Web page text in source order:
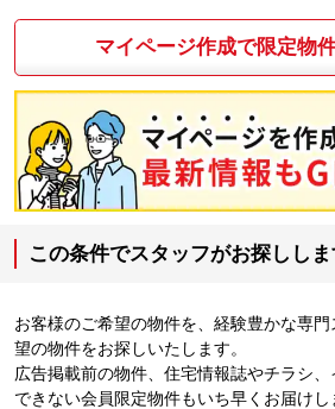
マイページ作成で限定物
この条件でスタッフがお探しし
お客様のご希望の物件を、経験豊かな専
望の物件をお探しいたします。
広告掲載前の物件、住宅情報誌やチラシ
できない会員限定物件もいち早くお届けし